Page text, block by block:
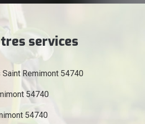
services
Remimont 54740
54740
54740